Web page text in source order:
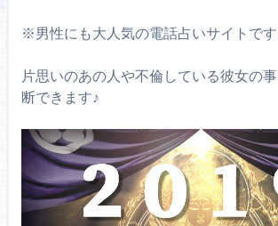
※男性にも大人気の電話占いサイトです
片思いのあの人や不倫している彼女の
断できます♪